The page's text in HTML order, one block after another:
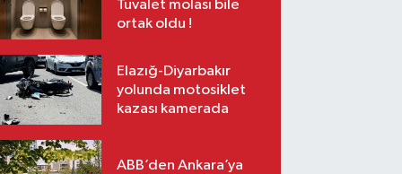
Tuvalet molası bile
ortak oldu !
Elazığ-Diyarbakır
yolunda motosiklet
kazası kamerada
ABB’den Ankara’ya